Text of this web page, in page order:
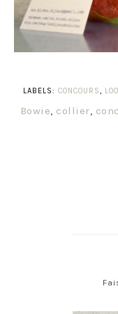
LABELS: CONCOURS,
Bowie, collier,